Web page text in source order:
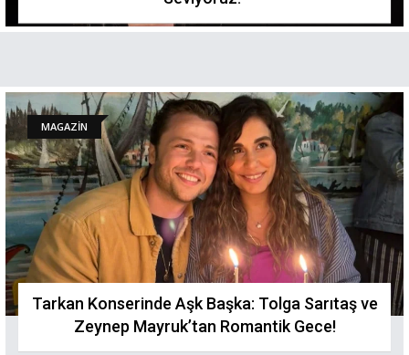
MAGAZİN
Tarkan Konserinde Aşk Başka: Tolga Sarıtaş ve
Zeynep Mayruk’tan Romantik Gece!